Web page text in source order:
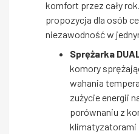
komfort przez cały
propozycja dla osób
niezawodność w
Sprężarka
komory
wahania
zużycie energii
porównaniu z
klimatyzatorami